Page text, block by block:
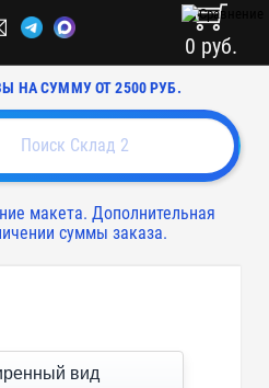
НА СУММУ ОТ 2500 РУБ.
0 руб.
макета. Дополнительная
суммы заказа.
вид